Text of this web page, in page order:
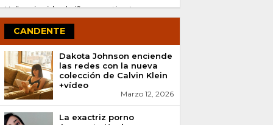
Hallan sin vida al niño argentino Lucas
Gámez tras el doble terremoto en
Venezuela
Julio 08, 2026
Encontrados abrazados: La conmovedora
historia tras el rescate de Fabio Bastardo y
su madre en La...
Julio 13, 2026 508 Vistas
Minsalud confirma tres decesos por
CANDENTE
Dakota Johnson enciende
las redes con la nueva
colección de Calvin Klein
+vídeo
Marzo 12, 2026
La exactriz porno